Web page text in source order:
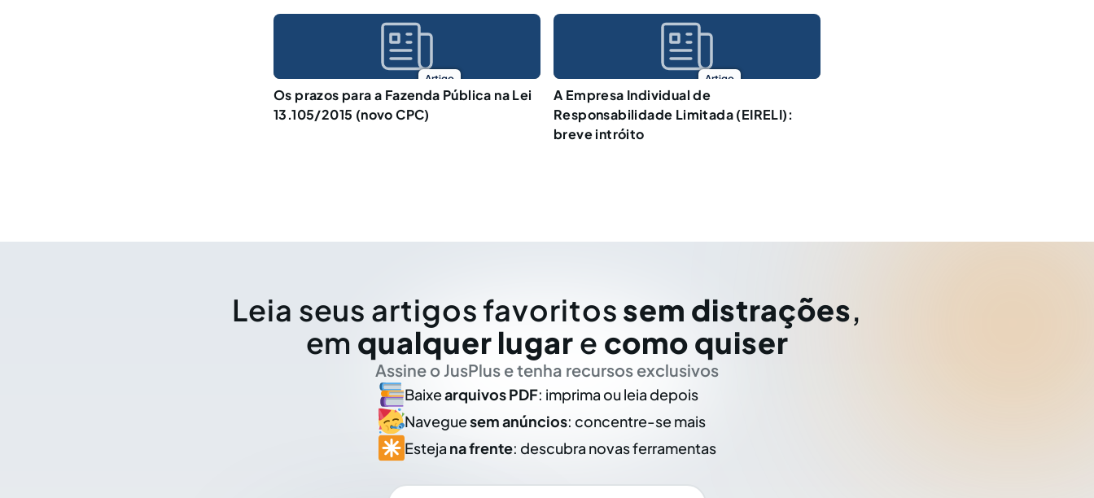
Artigo
Os prazos para a Fazenda Pública na Lei
13.105/2015 (novo CPC)
Artigo
A Empresa Individual de
Responsabilidade Limitada (EIRELI):
breve intróito
Leia seus artigos favoritos sem distrações,
em qualquer lugar e como quiser
Assine o JusPlus e tenha recursos exclusivos
Baixearquivos PDF: imprima ou leia depois
Naveguesem anúncios: concentre-se mais
Esteja na frente: descubra novas ferramentas